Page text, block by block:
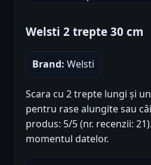
Welsti 2 trepte 30 cm
Brand: Welsti
Scara cu 2 trepte lungi și
pentru rase alungite sau
produs: 5/5 (nr. recenzii:
momentul datelor.